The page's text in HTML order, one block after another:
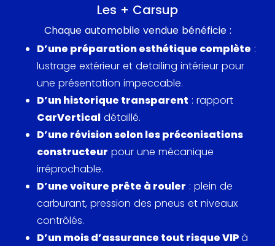
Les + Carsup
Chaque automobile vendue bénéficie :
D’une préparation esthétique complète :
lustrage extérieur et detailing intérieur pour
une présentation impeccable.
D’un historique transparent : rapport
CarVertical détaillé.
D’une révision selon les préconisations
constructeur pour une mécanique
irréprochable.
D’une voiture prête à rouler : plein de
carburant, pression des pneus et niveaux
contrôlés.
D’un mois d’assurance tout risque VIPà